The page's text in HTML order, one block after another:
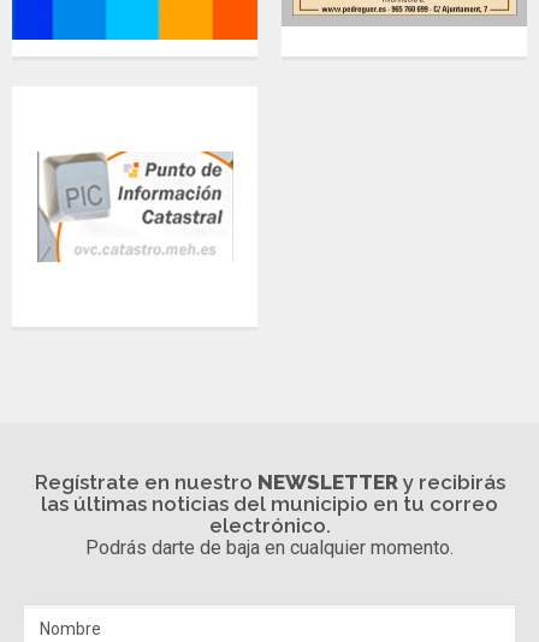
Regístrate en nuestro NEWSLETTERy recibirás
las últimas noticias del municipio en tu correo
electrónico.
Podrás darte de baja en cualquier momento.